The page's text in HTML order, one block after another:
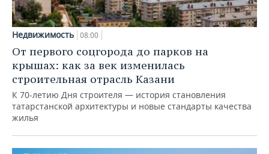
Недвижимость 08:00
От первого соцгорода до парков на
крышах: как за век изменилась
строительная отрасль Казани
К 70-летию Дня строителя — история становления
татарстанской архитектуры и новые стандарты качества
жилья